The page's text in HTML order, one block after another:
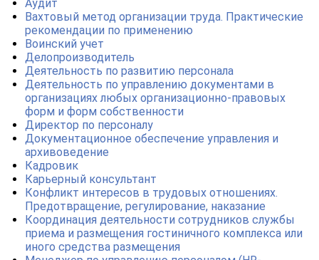
Аудит
Вахтовый метод организации труда. Практические
рекомендации по применению
Воинский учет
Делопроизводитель
Деятельность по развитию персонала
Деятельность по управлению документами в
организациях любых организационно-правовых
форм и форм собственности
Директор по персоналу
Документационное обеспечение управления и
архивоведение
Кадровик
Карьерный консультант
Конфликт интересов в трудовых отношениях.
Предотвращение, регулирование, наказание
Координация деятельности сотрудников службы
приема и размещения гостиничного комплекса или
иного средства размещения